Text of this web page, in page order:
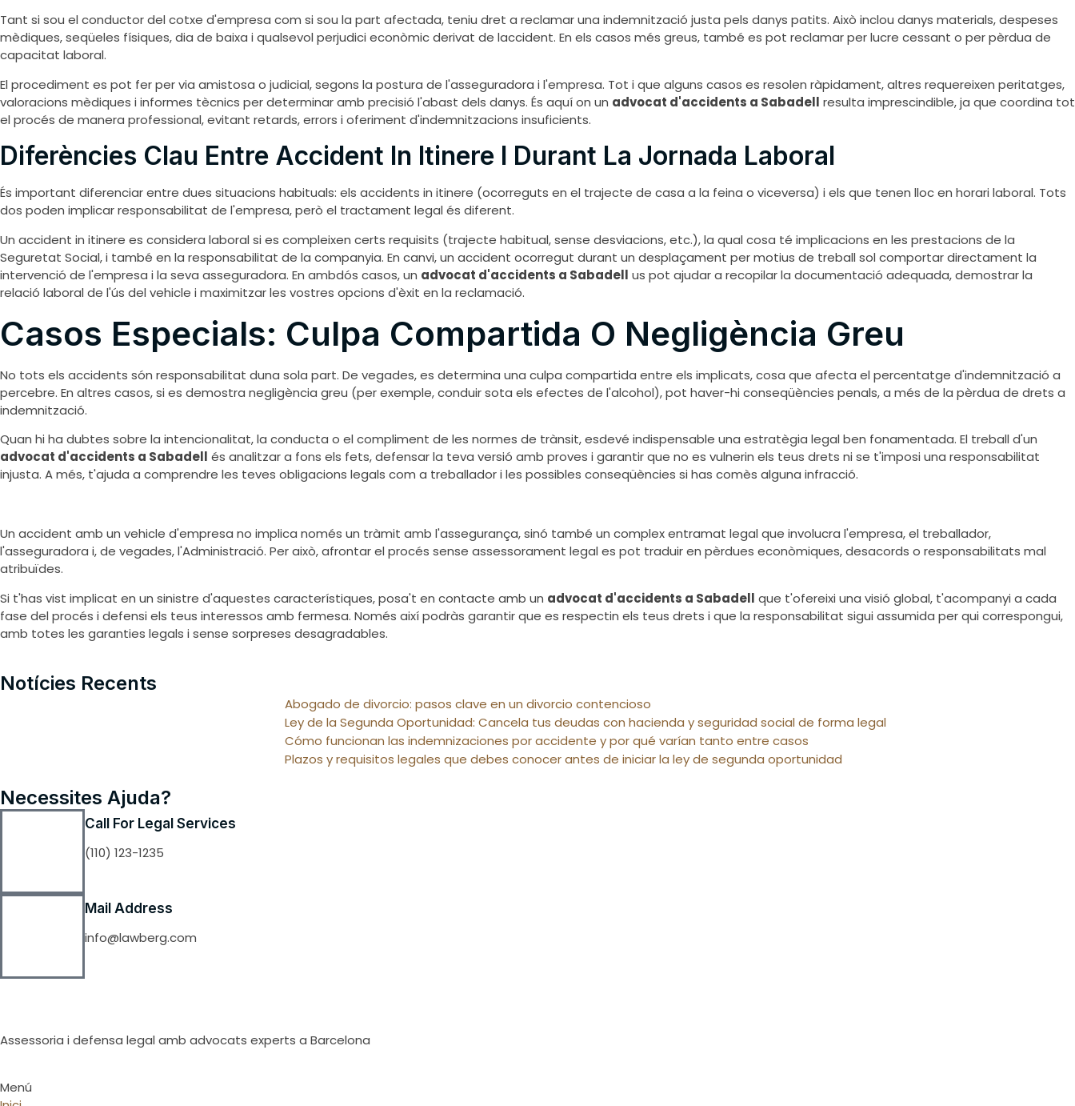
Tant si sou el conductor del cotxe d'empresa com si sou la part afectada, teniu dret a reclamar una indemnització justa pels danys patits. Això inclou danys materials, despeses
mèdiques, seqüeles físiques, dia de baixa i qualsevol perjudici econòmic derivat de laccident. En els casos més greus, també es pot reclamar per lucre cessant o per pèrdua de
capacitat laboral.
El procediment es pot fer per via amistosa o judicial, segons la postura de l'asseguradora i l'empresa. Tot i que alguns casos es resolen ràpidament, altres requereixen peritatges,
valoracions mèdiques i informes tècnics per determinar amb precisió l'abast dels danys. És aquí on un advocat d'accidents a Sabadell resulta imprescindible, ja que coordina tot
el procés de manera professional, evitant retards, errors i oferiment d'indemnitzacions insuficients.
Diferències Clau Entre Accident In Itinere I Durant La Jornada Laboral
És important diferenciar entre dues situacions habituals: els accidents in itinere (ocorreguts en el trajecte de casa a la feina o viceversa) i els que tenen lloc en horari laboral. Tots
dos poden implicar responsabilitat de l'empresa, però el tractament legal és diferent.
Un accident in itinere es considera laboral si es compleixen certs requisits (trajecte habitual, sense desviacions, etc.), la qual cosa té implicacions en les prestacions de la
Seguretat Social, i també en la responsabilitat de la companyia. En canvi, un accident ocorregut durant un desplaçament per motius de treball sol comportar directament la
intervenció de l'empresa i la seva asseguradora. En ambdós casos, un advocat d'accidents a Sabadell us pot ajudar a recopilar la documentació adequada, demostrar la
relació laboral de l'ús del vehicle i maximitzar les vostres opcions d'èxit en la reclamació.
Casos Especials: Culpa Compartida O Negligència Greu
No tots els accidents són responsabilitat duna sola part. De vegades, es determina una culpa compartida entre els implicats, cosa que afecta el percentatge d'indemnització a
percebre. En altres casos, si es demostra negligència greu (per exemple, conduir sota els efectes de l'alcohol), pot haver-hi conseqüències penals, a més de la pèrdua de drets a
indemnització.
Quan hi ha dubtes sobre la intencionalitat, la conducta o el compliment de les normes de trànsit, esdevé indispensable una estratègia legal ben fonamentada. El treball d'un
advocat d'accidents a Sabadell és analitzar a fons els fets, defensar la teva versió amb proves i garantir que no es vulnerin els teus drets ni se t'imposi una responsabilitat
injusta. A més, t'ajuda a comprendre les teves obligacions legals com a treballador i les possibles conseqüències si has comès alguna infracció.
Un accident amb un vehicle d'empresa no implica només un tràmit amb l'assegurança, sinó també un complex entramat legal que involucra l'empresa, el treballador,
l'asseguradora i, de vegades, l'Administració. Per això, afrontar el procés sense assessorament legal es pot traduir en pèrdues econòmiques, desacords o responsabilitats mal
atribuïdes.
Si t'has vist implicat en un sinistre d'aquestes característiques, posa't en contacte amb un advocat d'accidents a Sabadell que t'ofereixi una visió global, t'acompanyi a cada
fase del procés i defensi els teus interessos amb fermesa. Només així podràs garantir que es respectin els teus drets i que la responsabilitat sigui assumida per qui correspongui,
amb totes les garanties legals i sense sorpreses desagradables.
Notícies Recents
Abogado de divorcio: pasos clave en un divorcio contencioso
Ley de la Segunda Oportunidad: Cancela tus deudas con hacienda y seguridad social de forma legal
Cómo funcionan las indemnizaciones por accidente y por qué varían tanto entre casos
Plazos y requisitos legales que debes conocer antes de iniciar la ley de segunda oportunidad
Necessites Ajuda?
Call For Legal Services
(110) 123-1235
Mail Address
info@lawberg.com
Assessoria i defensa legal amb advocats experts a Barcelona
Menú